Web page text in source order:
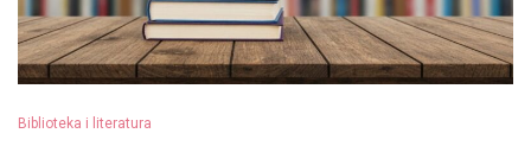
Biblioteka i literatura